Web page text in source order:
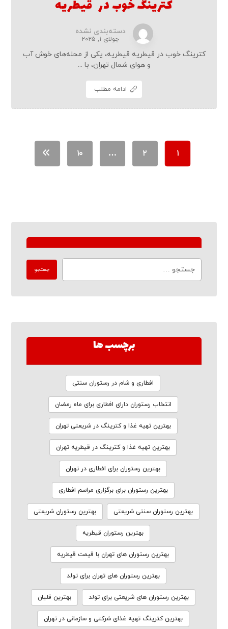
کترینگ خوب در قیطریه
دسته‌بندی نشده
جولای ۱, ۲۰۲۵
کترینگ خوب در قیطریه قیطریه، یکی از محله‌های خوش آب
و هوای شمال تهران، با ...
ادامه مطلب
۱ ۲ … ۱۰
برچسب ها
افطاری و شام در رستوران سنتی
انتخاب رستوران دارای افطاری برای ماه رمضان
بهترین تهیه غذا و کترینگ در شریعتی تهران
بهترین تهیه غذا و کترینگ در قیطریه تهران
بهترین رستوران برای افطاری در تهران
بهترین رستوران برای برگزاری مراسم افطاری
بهترین رستوران سنتی شریعتی بهترین رستوران شریعتی
بهترین رستوران قیطریه
بهترین رستوران های تهران با قیمت قیطریه
بهترین رستوران های تهران برای تولد
بهترین رستوران های شریعتی برای تولد بهترین قلیان
بهترین کترینگ تهیه غذای شرکتی و سازمانی در تهران